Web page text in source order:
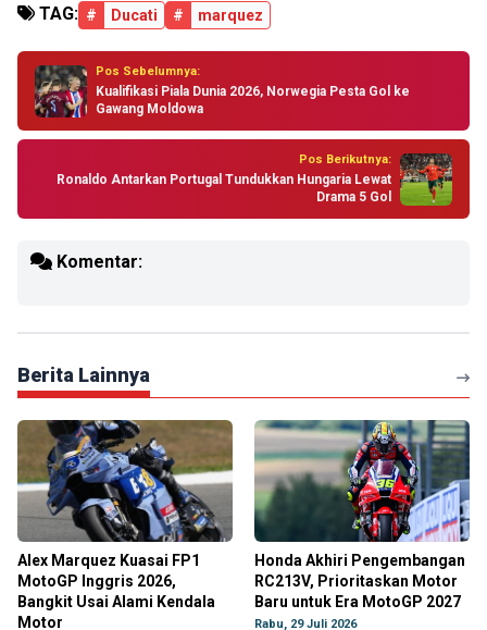
TAG: # Ducati # marquez
Pos Sebelumnya:
Kualifikasi Piala Dunia 2026, Norwegia Pesta Gol ke
Gawang Moldowa
Pos Berikutnya:
Ronaldo Antarkan Portugal Tundukkan Hungaria Lewat
Drama 5 Gol
Komentar:
Berita Lainnya
Alex Marquez Kuasai FP1
MotoGP Inggris 2026,
Bangkit Usai Alami Kendala
Motor
Honda Akhiri Pengembangan
RC213V, Prioritaskan Motor
Baru untuk Era MotoGP 2027
Rabu, 29 Juli 2026